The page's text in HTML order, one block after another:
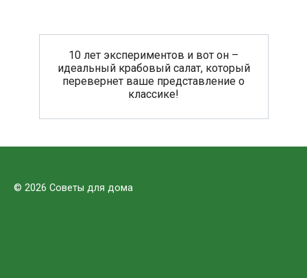
10 лет экспериментов и вот он –
идеальный крабовый салат, который
перевернет ваше представление о
классике!
© 2026 Советы для дома